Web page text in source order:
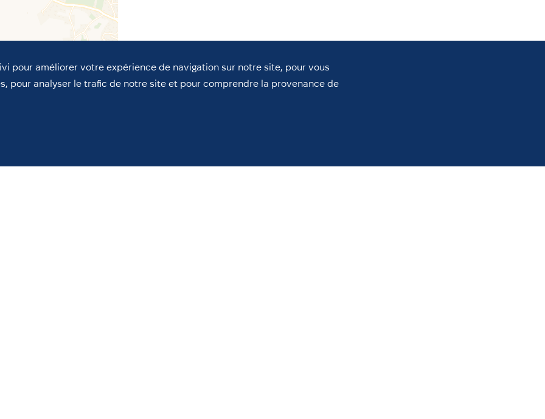
enfants au Sri
personnes
pour améliorer votre expérience de navigation sur notre site, pour vous
pour analyser le trafic de notre site et pour comprendre la provenance de